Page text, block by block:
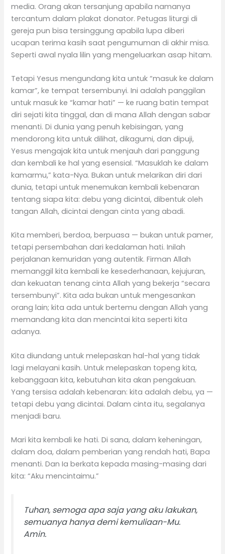
media. Orang akan tersanjung apabila namanya
tercantum dalam plakat donator. Petugas liturgi di
gereja pun bisa tersinggung apabila lupa diberi
ucapan terima kasih saat pengumuman di akhir misa.
Seperti awal nyala lilin yang mengeluarkan asap hitam.
Tetapi Yesus mengundang kita untuk “masuk ke dalam
kamar”, ke tempat tersembunyi. Ini adalah panggilan
untuk masuk ke “kamar hati” — ke ruang batin tempat
diri sejati kita tinggal, dan di mana Allah dengan sabar
menanti. Di dunia yang penuh kebisingan, yang
mendorong kita untuk dilihat, dikagumi, dan dipuji,
Yesus mengajak kita untuk menjauh dari panggung
dan kembali ke hal yang esensial. “Masuklah ke dalam
kamarmu,” kata-Nya. Bukan untuk melarikan diri dari
dunia, tetapi untuk menemukan kembali kebenaran
tentang siapa kita: debu yang dicintai, dibentuk oleh
tangan Allah, dicintai dengan cinta yang abadi.
Kita memberi, berdoa, berpuasa — bukan untuk pamer,
tetapi persembahan dari kedalaman hati. Inilah
perjalanan kemuridan yang autentik. Firman Allah
memanggil kita kembali ke kesederhanaan, kejujuran,
dan kekuatan tenang cinta Allah yang bekerja “secara
tersembunyi”. Kita ada bukan untuk mengesankan
orang lain; kita ada untuk bertemu dengan Allah yang
memandang kita dan mencintai kita seperti kita
adanya.
Kita diundang untuk melepaskan hal-hal yang tidak
lagi melayani kasih. Untuk melepaskan topeng kita,
kebanggaan kita, kebutuhan kita akan pengakuan.
Yang tersisa adalah kebenaran: kita adalah debu, ya —
tetapi debu yang dicintai. Dalam cinta itu, segalanya
menjadi baru.
Mari kita kembali ke hati. Di sana, dalam keheningan,
dalam doa, dalam pemberian yang rendah hati, Bapa
menanti. Dan Ia berkata kepada masing-masing dari
kita: “Aku mencintaimu.”
Tuhan, semoga apa saja yang aku lakukan,
semuanya hanya demi kemuliaan-Mu.
Amin.